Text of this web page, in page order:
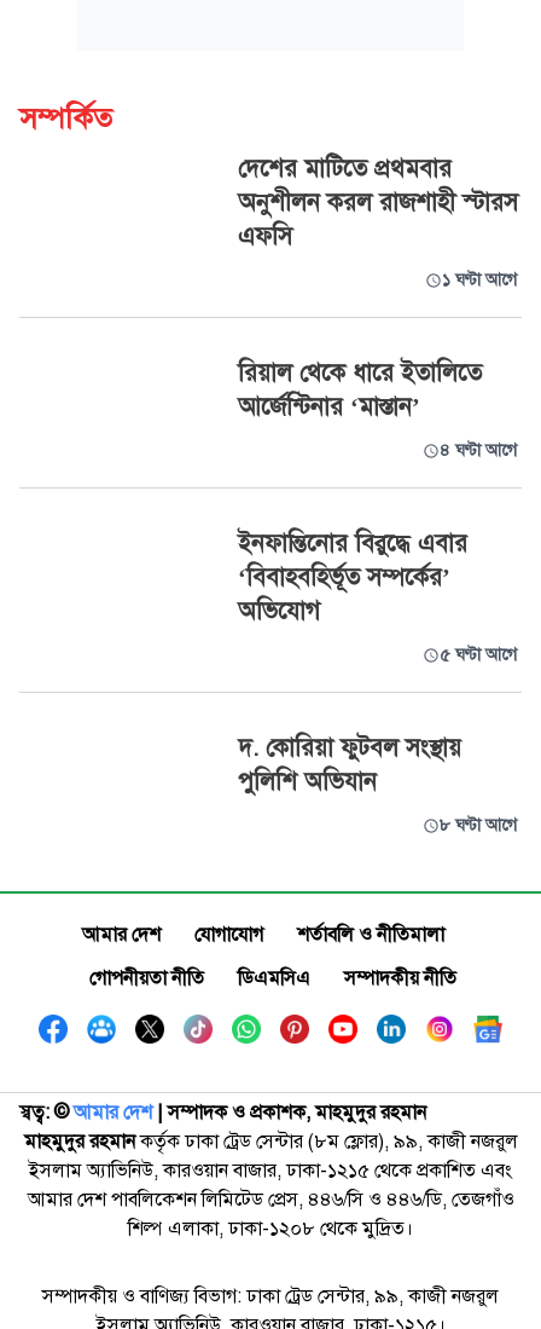
সম্পর্কিত
দেশের মাটিতে প্রথমবার
অনুশীলন করল রাজশাহী স্টারস
এফসি
১ ঘণ্টা আগে
রিয়াল থেকে ধারে ইতালিতে
আর্জেন্টিনার ‘মাস্তান’
৪ ঘণ্টা আগে
ইনফান্তিনোর বিরুদ্ধে এবার
‘বিবাহবহির্ভূত সম্পর্কের’
অভিযোগ
৫ ঘণ্টা আগে
দ. কোরিয়া ফুটবল সংস্থায়
পুলিশি অভিযান
৮ ঘণ্টা আগে
আমার দেশ যোগাযোগ
শর্তাবলি ও নীতিমালা
গোপনীয়তা নীতি
ডিএমসিএ সম্পাদকীয় নীতি
স্বত্ব: ©️আমার দেশ| সম্পাদক ও প্রকাশক, মাহমুদুর রহমান
মাহমুদুর রহমানকর্তৃক ঢাকা ট্রেড সেন্টার (৮ম ফ্লোর), ৯৯, কাজী নজরুল
ইসলাম অ্যাভিনিউ, কারওয়ান বাজার, ঢাকা-১২১৫ থেকে প্রকাশিত এবং
আমার দেশ পাবলিকেশন লিমিটেড প্রেস, ৪৪৬/সি ও ৪৪৬/ডি, তেজগাঁও
শিল্প এলাকা, ঢাকা-১২০৮ থেকে মুদ্রিত।
সম্পাদকীয় ও বাণিজ্য বিভাগ: ঢাকা ট্রেড সেন্টার, ৯৯, কাজী নজরুল